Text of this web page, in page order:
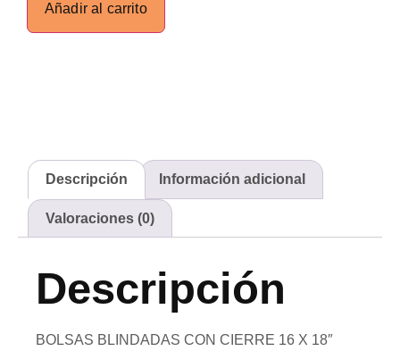
Añadir al carrito
Descripción Información adicional
Valoraciones (0)
Descripción
BOLSAS BLINDADAS CON CIERRE 16 X 18″